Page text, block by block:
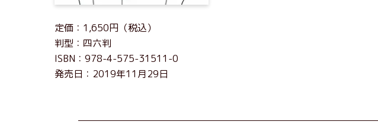
定価：1,650円（税込）
判型：四六判
ISBN：978-4-575-31511-0
発売日：2019年11月29日